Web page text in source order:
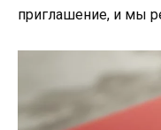
приглашение, и мы